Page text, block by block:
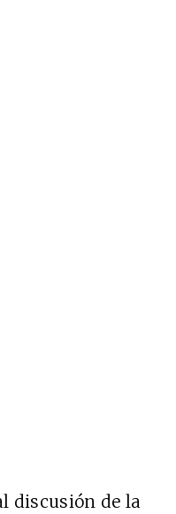
discusión de la